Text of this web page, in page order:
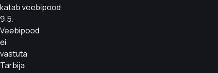
katab veebipood.
9.5.
Veebipood
ei
vastuta
Tarbija